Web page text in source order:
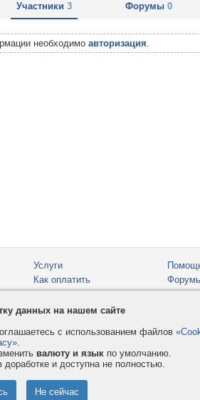
Участники3 Форумы 0
необходимо авторизация.
Услуги
Как оплатить
данных на нашем сайте
с использованием файлов
.
валюту и язык по умолчанию.
и доступна не полностью.